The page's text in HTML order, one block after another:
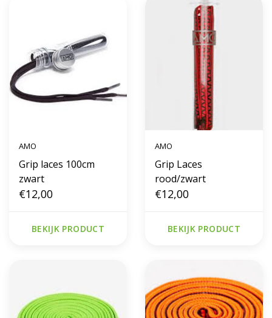
AMO
Grip laces 100cm
zwart
€12,00
BEKIJK PRODUCT
AMO
Grip Laces
rood/zwart
€12,00
BEKIJK PRODUCT